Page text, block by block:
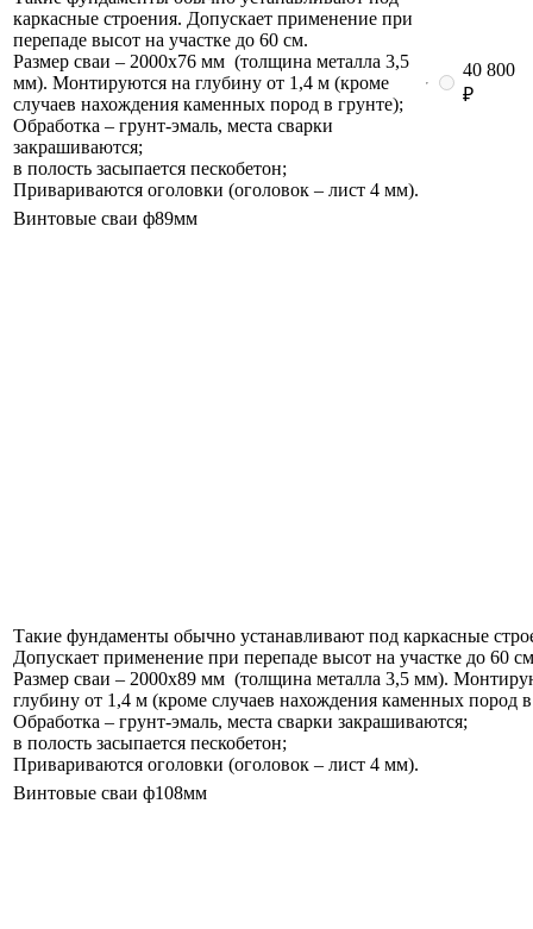
каркасные строения. Допускает применение при
перепаде высот на участке до 60 см.
Размер сваи – 2000х76 мм (толщина металла 3,5
мм). Монтируются на глубину от 1,4 м (кроме
случаев нахождения каменных пород в грунте);
Обработка – грунт-эмаль, места сварки
закрашиваются;
в полость засыпается пескобетон;
Привариваются оголовки (оголовок – лист 4 мм).
40 800
₽
Винтовые сваи ф89мм
Такие фундаменты обычно устанавливают под каркасные
Допускает применение при перепаде высот на участке до 60
Размер сваи – 2000х89 мм (толщина металла 3,5 мм).
глубину от 1,4 м (кроме случаев нахождения каменных пород
Обработка – грунт-эмаль, места сварки закрашиваются;
в полость засыпается пескобетон;
Привариваются оголовки (оголовок – лист 4 мм).
Винтовые сваи ф108мм